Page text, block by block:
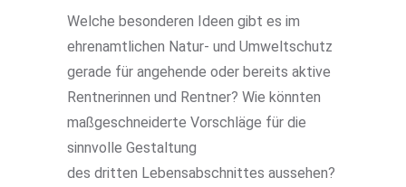
Welche besonderen Ideen gibt es im
ehrenamtlichen Natur- und Umweltschutz
gerade für angehende oder bereits aktive
Rentnerinnen und Rentner? Wie könnten
maßgeschneiderte Vorschläge für die
sinnvolle Gestaltung
des dritten Lebensabschnittes aussehen?